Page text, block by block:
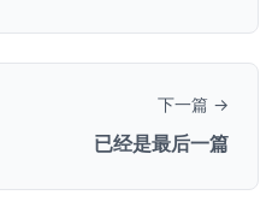
下一篇 →
已经是最后一篇